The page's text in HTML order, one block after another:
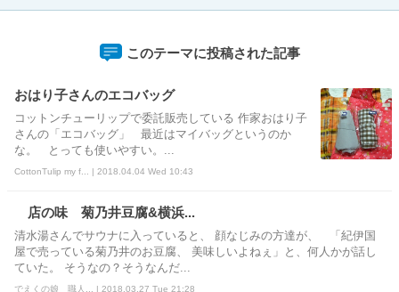
このテーマに投稿された記事
おはり子さんのエコバッグ
コットンチューリップで委託販売している 作家おはり子
さんの「エコバッグ」 最近はマイバッグというのか
な。 とっても使いやすい。...
CottonTulip my f... | 2018.04.04 Wed 10:43
店の味 菊乃井豆腐&横浜...
清水湯さんでサウナに入っていると、 顔なじみの方達が、 「紀伊国
屋で売っている菊乃井のお豆腐、 美味しいよねぇ」と、何人かが話し
ていた。 そうなの？そうなんだ...
でえくの娘 職人... | 2018.03.27 Tue 21:28